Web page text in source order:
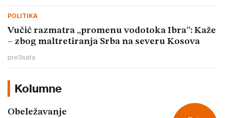
POLITIKA
Vučić razmatra „promenu vodotoka Ibra“: Kaže
– zbog maltretiranja Srba na severu Kosova
pre3sata
Kolumne
Obeležavanje